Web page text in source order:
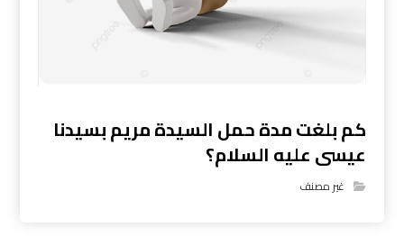
كم بلغت مدة حمل السيدة مريم بسيدنا
عيسى عليه السلام؟
غير مصنف